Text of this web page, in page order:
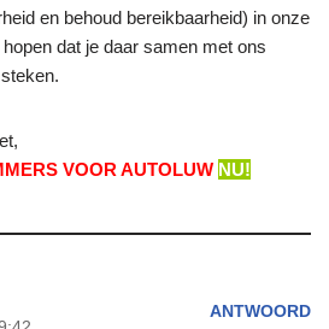
en behoud bereikbaarheid) in onze
dat je daar samen met ons
VOOR AUTOLUW NU!
ANTWOORD